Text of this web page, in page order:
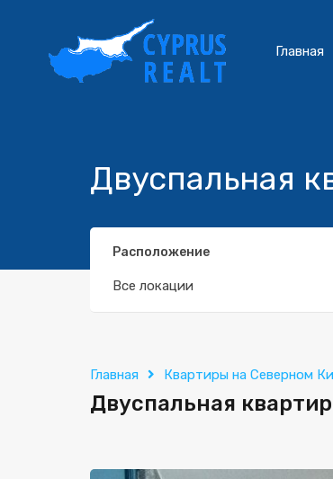
Главная
Двуспальная
Расположение
Все локации
Главная Квартиры на Северном
Двуспальная